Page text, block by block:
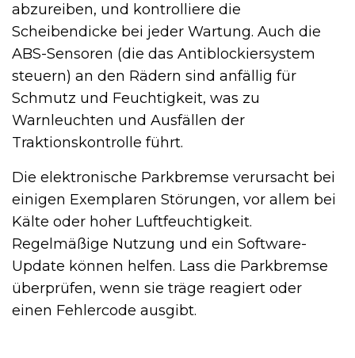
abzureiben, und kontrolliere die
Scheibendicke bei jeder Wartung. Auch die
ABS-Sensoren (die das Antiblockiersystem
steuern) an den Rädern sind anfällig für
Schmutz und Feuchtigkeit, was zu
Warnleuchten und Ausfällen der
Traktionskontrolle führt.
Die elektronische Parkbremse verursacht bei
einigen Exemplaren Störungen, vor allem bei
Kälte oder hoher Luftfeuchtigkeit.
Regelmäßige Nutzung und ein Software-
Update können helfen. Lass die Parkbremse
überprüfen, wenn sie träge reagiert oder
einen Fehlercode ausgibt.